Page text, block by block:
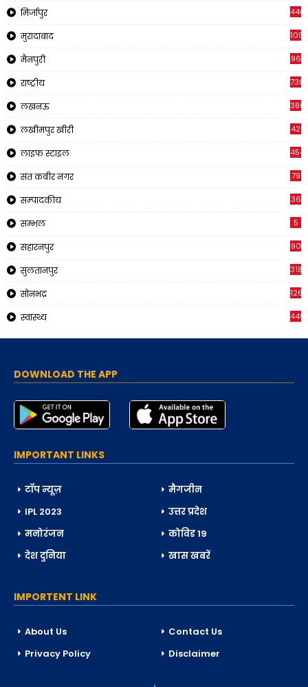
मिर्जापुर 440
मुरादाबाद 1056
मैनपुरी 96
राष्ट्रीय
लखनऊ
लखीमपुर खीरी 42
लाइफ स्टाइल 454
संत कबीर नगर 79
सम्पादकीय 36
सम्भल 5
सहारनपुर 90
सुलतानपुर 318
सोनभद्र 1266
स्वास्थ्य 449
DOWNLOAD THE APP
IMPORTANT LINKS
टॉप न्यूज़
मैगजीन
IPL 2023
उत्तर प्रदेश
मनोरंजन
कोविड 19
देश दुनिया
खास खबरें
IMPORTENT LINK
About Us
Contact Us
Privacy Policy
Disclaimer